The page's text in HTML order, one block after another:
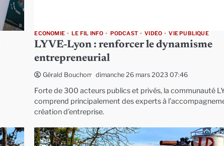
ECONOMIE LE FIL INFO PODCAST VIDÉO VIE PUBLIQUE
LYVE-Lyon : renforcer le dynamisme
entrepreneurial
Gérald Bouchon dimanche 26 mars 2023 07:46
Forte de 300 acteurs publics et privés, la communauté
comprend principalement des experts à
création d’entreprise.